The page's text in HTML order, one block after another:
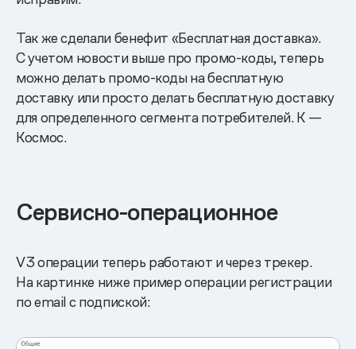
Так же сделали бенефит «Бесплатная доставка».
С учетом новости выше про промо-коды, теперь
можно делать промо-коды на бесплатную
доставку или просто делать бесплатную доставку
для определенного сегмента потребителей. К —
Космос.
Сервисно-операционное
V3 операции теперь работают и через трекер.
На картинке ниже пример операции регистрации
по email с подпиской: